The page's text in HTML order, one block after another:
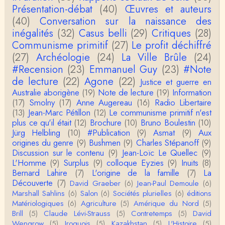
Anonymous
Actuellement c'est quelle édition qui est la plus à jo
ur? La dernière edition française ou celle…
roland chaudat
le sous-titre de l’article de la Lutte de Classes “No
n, l’oppression des femmes n’a pas toujours exi…
roland chaudat
Votre gourmandise sera probablement récompens
ée parce que Snow apporte "de l'eau à votre m
o…
Christophe Darmangeat
...Et merci à vous pour Snow – qui m'a l'air d'être
davantage une histoire qu'une et…
roland chaudat
Tout à fait d'accord avec vous et quant à Leacock j
e n'ai lu qu'un de ses ouvrages et il…
Anonymous
Homo sapiens a clairement évolué depuis 300 00
Présentation-débat (40) Œuvres et auteurs
(40)
Conversation sur la naissance des
inégalités (32) Casus belli (29) Critiques (28)
Communisme primitif (27) Le profit déchiffré
(27) Archéologie (24) La Ville Brûle (24)
#Recension (23) Emmanuel Guy (23) #Note
de lecture (22) Agone (22) Justice et guerre en
Australie aborigène (19) Note de lecture (19) Information
(17) Smolny (17) Anne Augereau (16) Radio Libertaire
(13) Jean-Marc Pétillon (12) Le communisme primitif n'est
plus ce qu'il était (12) Brochure (10) Bruno Boulestin (10)
Jürg Helbling
(10) #Publication (9) Asmat (9)
Aux
origines du genre (9) Bushmen (9) Charles Stépanoff (9)
Discussion sur le contenu (9) Jean-Loïc Le Quellec (9)
L'Homme (9) Surplus (9) colloque Eyzies (9) Inuits (8)
Bernard Lahire
(7) L'origine de la famille (7)
La
Découverte (7) David Graeber (6) Jean-Paul Demoule (6)
Marshall Sahlins (6) Salon (6) Sociétés plurielles (6) éditions
Matériologiques (6) Agriculture (5) Amérique du Nord (5)
Brill
(5) Claude Lévi-Strauss (5) Contretemps (5)
David